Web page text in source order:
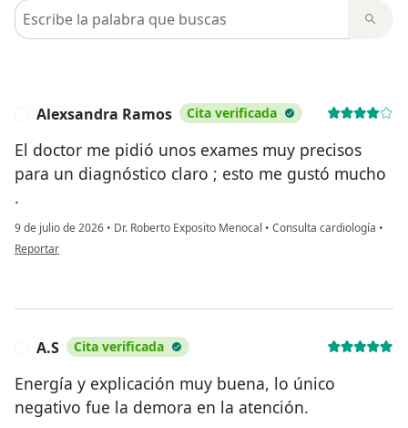
Busca en opiniones
Alexsandra Ramos Cita verificada
El doctor me pidió unos exames muy precisos
para un diagnóstico claro ; esto me gustó mucho
.
9 de julio de 2026 • Dr. Roberto Exposito Menocal • Consulta cardiología •
en opinión del usuario Alexsandra Ramos
Reportar
A.S Cita verificada
Energía y explicación muy buena, lo único
negativo fue la demora en la atención.